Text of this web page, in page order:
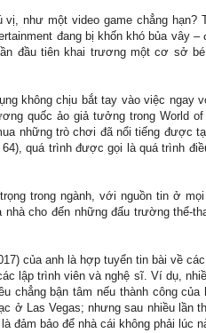
như một video game chẳng hạn?
đang bị khốn khó bủa vây –
đầu tiên khai trương một cơ sở
không chịu bắt tay vào việc ngay
quốc ảo giả tưởng trong World
những trò chơi đã nổi tiếng được
quá trình được gọi là quá trình
trong ngành, với nguồn tin ở
cho đến những đấu trường thể-
của anh là hợp tuyển tin bài về
lập trình viên và nghệ sĩ. Ví dụ,
chẳng bận tâm nếu thành công của
ở Las Vegas; nhưng sau nhiều lần
đảm bảo để nhà cái không phải lúc